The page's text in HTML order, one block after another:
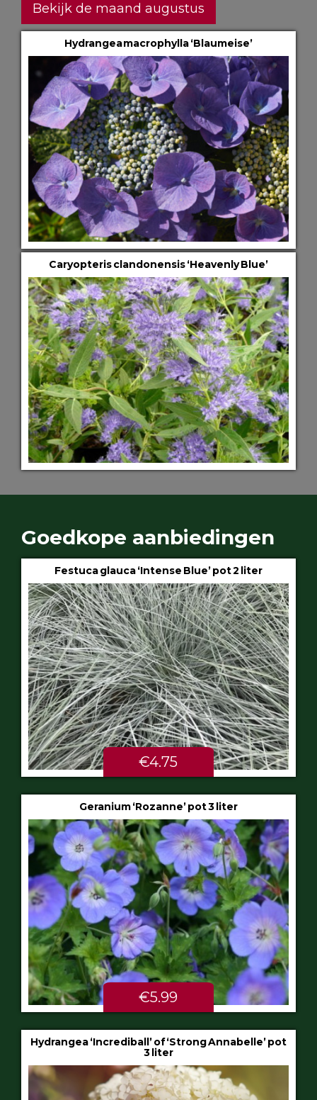
Bekijk de maand augustus
Hydrangea macrophylla ‘Blaumeise’
Caryopteris clandonensis ‘Heavenly Blue’
Goedkope aanbiedingen
Festuca glauca ‘Intense Blue’ pot 2 liter
€4.75
Geranium ‘Rozanne’ pot 3 liter
€5.99
Hydrangea ‘Incrediball’ of ‘Strong Annabelle’ pot
3 liter